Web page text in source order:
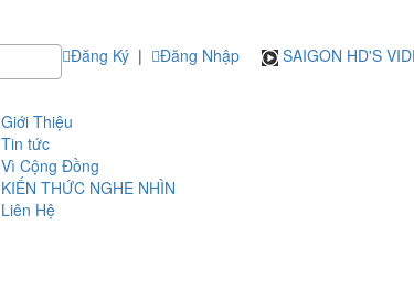
Đăng Ký | Đăng Nhập SAIGON HD'S
Giới Thiệu
Tin tức
Vì Cộng Đồng
KIẾN THỨC NGHE NHÌN
Liên Hệ